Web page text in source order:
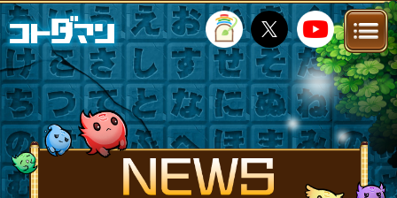
TOP STORY NEWS
FANKIT FAQ